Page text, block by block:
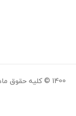
1400 © کلیه حقوق مادی و معنوی سایت محفوظ می باشد.